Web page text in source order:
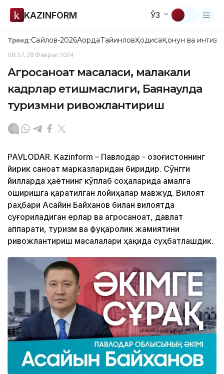
KAZINFORM ЎЗ
Тренд:Сайлов-2026АқордаТайинловҲодисаҚонун ва
09:37, 28 Феврал 2024
Агросаноат масаласи, малакали
кадрлар етишмаслиги, Баянаулда
туризмни ривожлантириш
PAVLODAR. Kazinform – Павлодар - Қозоғистоннинг
йирик саноат марказларидан биридир. Сўнгги
йилларда ҳаётнинг кўплаб соҳаларида амалга
оширишга қаратилган лойиҳалар мавжуд. Вилоят
раҳбари Асайин Байханов билан вилоятда
суғориладиган ерлар ва агросаноат, давлат
аппарати, туризм ва фуқаролик жамиятини
ривожлантириш масалалари ҳақида суҳбатлашдик.